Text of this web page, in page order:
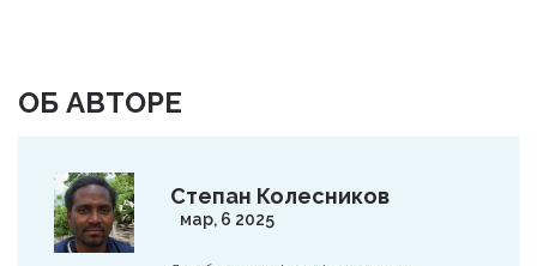
ОБ АВТОРЕ
Степан Колесников
мар, 6 2025